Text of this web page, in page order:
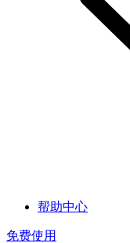
帮助中心
免费使用